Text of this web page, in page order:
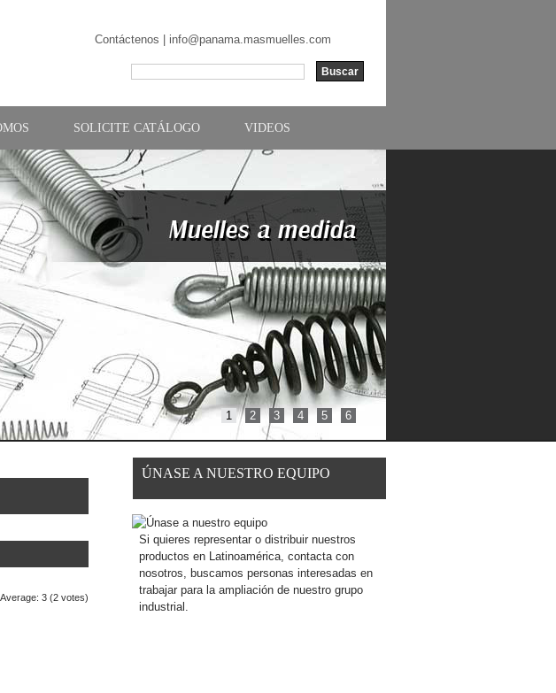
Contáctenos | info@panama.masmuelles.com
SOLICITE CATÁLOGO VIDEOS
1 2 3 4 5 6
Average: 3 (2 votes)
ÚNASE A NUESTRO EQUIPO
Si quieres representar o distribuir nuestros
productos en Latinoamérica, contacta con
nosotros, buscamos personas interesadas en
trabajar para la ampliación de nuestro grupo
industrial.